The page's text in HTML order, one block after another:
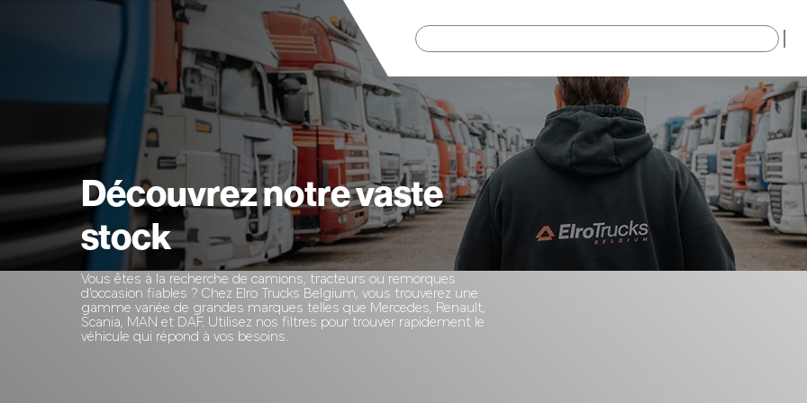
Découvrez notre vaste
stock
Vous êtes à la recherche de camions, tracteurs ou remorques
d'occasion fiables ? Chez Elro Trucks Belgium, vous trouverez une
gamme variée de grandes marques telles que Mercedes, Renault,
Scania, MAN et DAF. Utilisez nos filtres pour trouver rapidement le
véhicule qui répond à vos besoins.